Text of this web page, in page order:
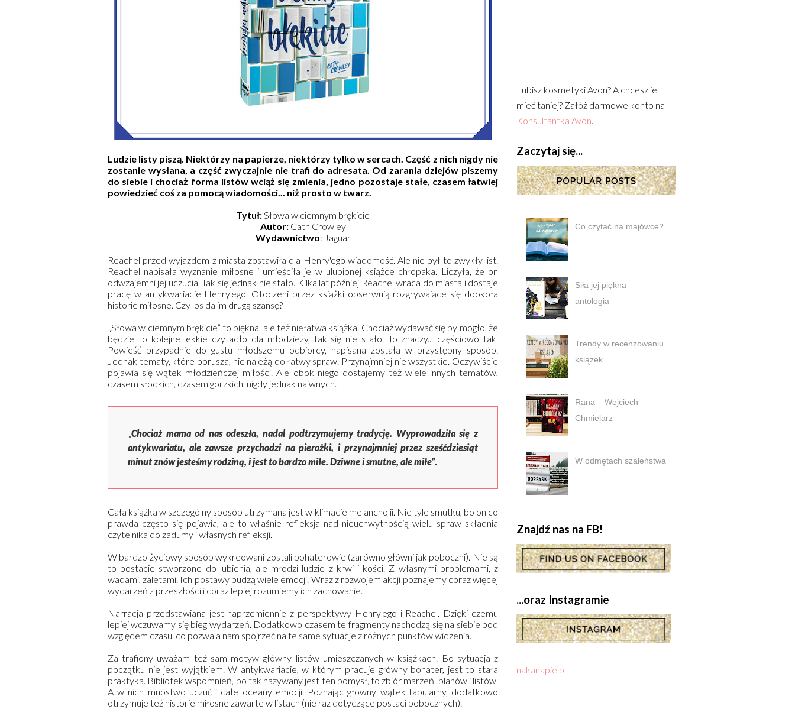
Ludzie listy piszą. Niektórzy na papierze, niektórzy tylko w sercach. Część z nich nigdy nie
zostanie wysłana, a część zwyczajnie nie trafi do adresata. Od zarania dziejów piszemy
do siebie i chociaż forma listów wciąż się zmienia, jedno pozostaje stałe, czasem łatwiej
powiedzieć coś za pomocą wiadomości... niż prosto w twarz.
Tytuł:Słowa w ciemnym błękicie
Autor: Cath Crowley
Wydawnictwo: Jaguar
Reachel przed wyjazdem z miasta zostawiła dla Henry'ego wiadomość. Ale nie był to zwykły list.
Reachel napisała wyznanie miłosne i umieściła je w ulubionej książce chłopaka. Liczyła, że on
odwzajemni jej uczucia. Tak się jednak nie stało. Kilka lat później Reachel wraca do miasta i dostaje
pracę w antykwariacie Henry'ego. Otoczeni przez książki obserwują rozgrywające się dookoła
historie miłosne. Czy los da im drugą szansę?
„Słowa w ciemnym błękicie” to piękna, ale też niełatwa książka. Chociaż wydawać się by mogło, że
będzie to kolejne lekkie czytadło dla młodzieży, tak się nie stało. To znaczy... częściowo tak.
Powieść przypadnie do gustu młodszemu odbiorcy, napisana została w przystępny sposób.
Jednak tematy, które porusza, nie należą do łatwy spraw. Przynajmniej nie wszystkie. Oczywiście
pojawia się wątek młodzieńczej miłości. Ale obok niego dostajemy też wiele innych tematów,
czasem słodkich, czasem gorzkich, nigdy jednak naiwnych.
„Chociaż mama od nas odeszła, nadal podtrzymujemy tradycję. Wyprowadziła się z
antykwariatu, ale zawsze przychodzi na pierożki, i przynajmniej przez sześćdziesiąt
minut znów jesteśmy rodziną, i jest to bardzo miłe. Dziwne i smutne, ale miłe”.
Cała książka w szczególny sposób utrzymana jest w klimacie melancholii. Nie tyle smutku, bo on co
prawda często się pojawia, ale to właśnie refleksja nad nieuchwytnością wielu spraw składnia
czytelnika do zadumy i własnych refleksji.
W bardzo życiowy sposób wykreowani zostali bohaterowie (zarówno główni jak poboczni). Nie są
to postacie stworzone do lubienia, ale młodzi ludzie z krwi i kości. Z własnymi problemami, z
wadami, zaletami. Ich postawy budzą wiele emocji. Wraz z rozwojem akcji poznajemy coraz więcej
wydarzeń z przeszłości i coraz lepiej rozumiemy ich zachowanie.
Narracja przedstawiana jest naprzemiennie z perspektywy Henry'ego i Reachel. Dzięki czemu
lepiej wczuwamy się bieg wydarzeń. Dodatkowo czasem te fragmenty nachodzą się na siebie pod
względem czasu, co pozwala nam spojrzeć na te same sytuacje z różnych punktów widzenia.
Za trafiony uważam też sam motyw główny listów umieszczanych w książkach. Bo sytuacja z
początku nie jest wyjątkiem. W antykwariacie, w którym pracuje główny bohater, jest to stała
praktyka. Bibliotek wspomnień, bo tak nazywany jest ten pomysł, to zbiór marzeń, planów i listów.
A w nich mnóstwo uczuć i całe oceany emocji. Poznając główny wątek fabularny, dodatkowo
otrzymuje też historie miłosne zawarte w listach (nie raz dotyczące postaci pobocznych).
Lubisz kosmetyki Avon? A chcesz je
mieć taniej? Załóż darmowe konto na
Konsultantka Avon.
Zaczytaj się...
Co czytać na majówce?
Siła jej piękna –
antologia
Trendy w recenzowaniu
książek
Rana – Wojciech
Chmielarz
W odmętach szaleństwa
Znajdź nas na FB!
...oraz Instagramie
nakanapie.pl